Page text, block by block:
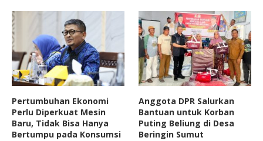
Pertumbuhan Ekonomi
Perlu Diperkuat Mesin
Baru, Tidak Bisa Hanya
Bertumpu pada Konsumsi
Anggota DPR Salurkan
Bantuan untuk Korban
Puting Beliung di Desa
Beringin Sumut